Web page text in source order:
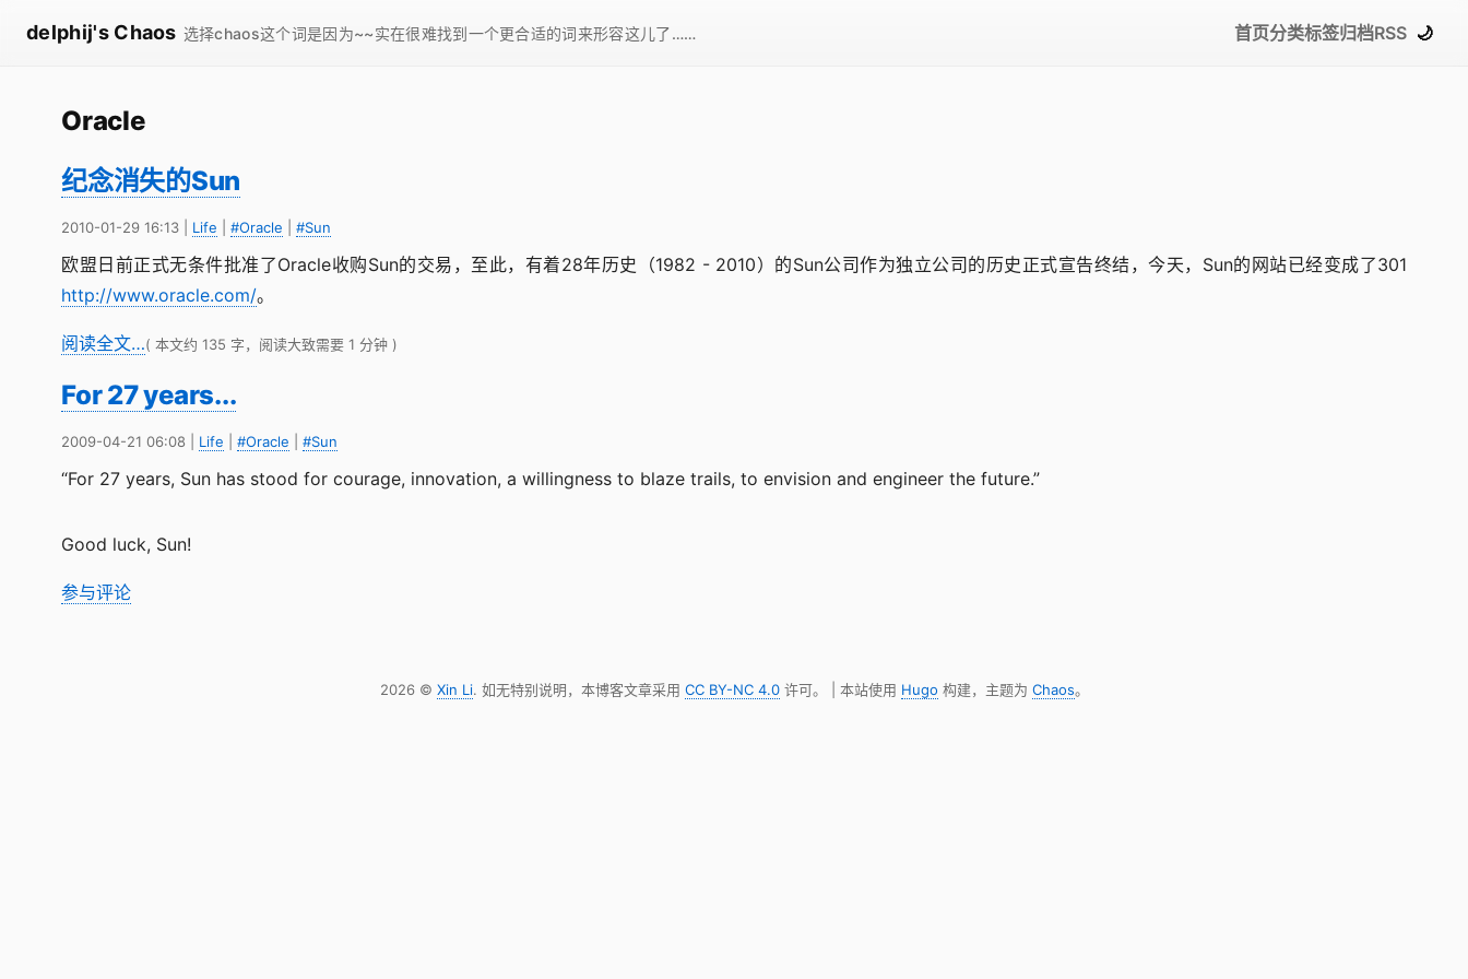
delphij's Chaos 选择chaos这个词是因为~~实在很难找到一个更合适的词来形容这儿了…… 首页分类标签归档RSS 🌙
Oracle
纪念消失的Sun
2010-01-29 16:13 Life #Oracle #Sun
欧盟日前正式无条件批准了Oracle收购Sun的交易，至此，有着28年历史（1982 - 2010）的Sun公司作为独立公司的历史正式宣告终结，今天，Sun的网站已经变成了301
http://www.oracle.com/。
阅读全文…( 本文约 135 字，阅读大致需要 1 分钟 )
For 27 years...
2009-04-21 06:08 Life #Oracle #Sun
“For 27 years, Sun has stood for courage, innovation, a willingness to blaze trails, to envision and engineer the future.”
Good luck, Sun!
参与评论
2026 © Xin Li. 如无特别说明，本博客文章采用 CC BY-NC 4.0许可。 | 本站使用 Hugo 构建，主题为 Chaos。